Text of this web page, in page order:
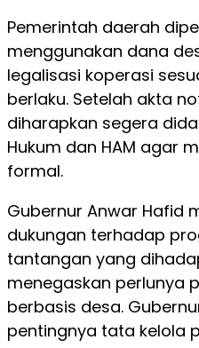
Pemerintah daerah
menggunakan dana
legalisasi koperasi
berlaku. Setelah akta
diharapkan segera
Hukum dan HAM agar
formal.
Gubernur Anwar Hafid
dukungan terhadap
tantangan yang
menegaskan perlunya
berbasis desa.
pentingnya tata kelola